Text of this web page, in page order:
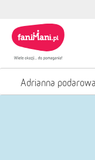
Adrianna